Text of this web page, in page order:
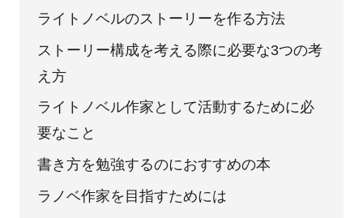
ライトノベルのストーリーを作る方法
ストーリー構成を考える際に必要な3つの考
え方
ライトノベル作家として活動するために必
要なこと
書き方を勉強するのにおすすめの本
ラノベ作家を目指すためには